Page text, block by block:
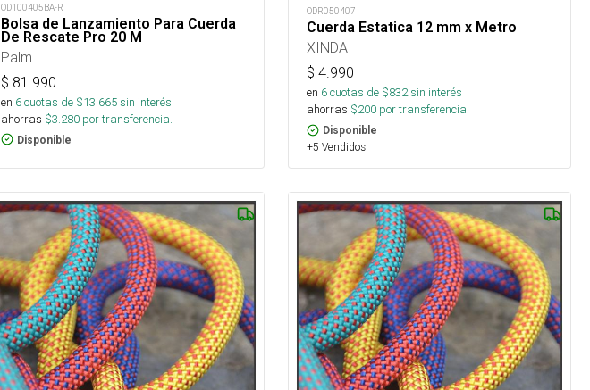
OD100405BA-R
Bolsa de Lanzamiento Para Cuerda
De Rescate Pro 20 M
Palm
$ 81.990
en 6cuotas de $13.665sin interés
ahorras $3.280por transferencia.
Disponible
ODR050407
Cuerda Estatica 12 mm x Metro
XINDA
$4.990
en 6cuotas de $832sin interés
ahorras $200 por transferencia.
Disponible
+5 Vendidos